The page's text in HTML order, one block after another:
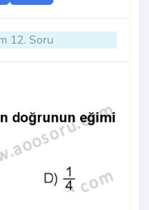
12. Soru